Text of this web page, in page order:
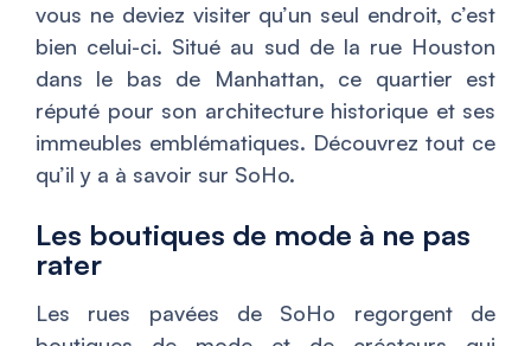
vous ne deviez visiter qu’un seul endroit, c’est
bien celui-ci. Situé au sud de la rue Houston
dans le bas de Manhattan, ce quartier est
réputé pour son architecture historique et ses
immeubles emblématiques. Découvrez tout ce
qu’il y a à savoir sur SoHo.
Les boutiques de mode à ne pas
rater
Les rues pavées de SoHo regorgent de